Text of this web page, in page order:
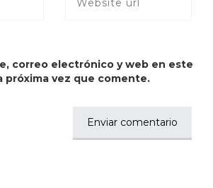
correo electrónico y web en este
próxima vez que comente.